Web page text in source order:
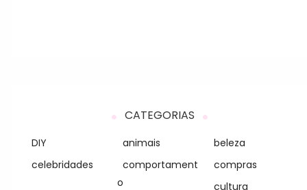
CATEGORIAS
DIY animais
beleza
celebridades
comportament
o
compras
cultura